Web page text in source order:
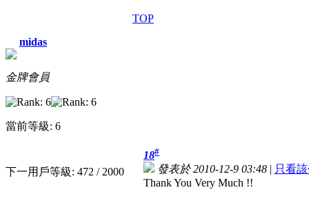
TOP
midas
金牌會員
當前等級: 6
下一用戶等級: 472 / 2000
18#
發表於 2010-12-9 03:48 | 只看
Thank You Very Much !!